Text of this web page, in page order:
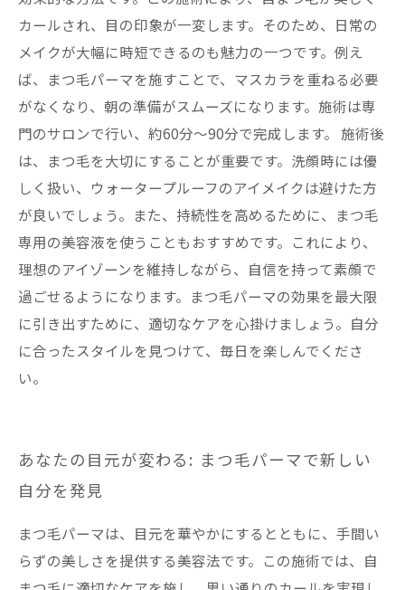
カールされ、目の印象が一変します。そのため、日常の
メイクが大幅に時短できるのも魅力の一つです。例え
ば、まつ毛パーマを施すことで、マスカラを重ねる必要
がなくなり、朝の準備がスムーズになります。施術は専
門のサロンで行い、約60分～90分で完成します。 施術後
は、まつ毛を大切にすることが重要です。洗顔時には優
しく扱い、ウォータープルーフのアイメイクは避けた方
が良いでしょう。また、持続性を高めるために、まつ毛
専用の美容液を使うこともおすすめです。これにより、
理想のアイゾーンを維持しながら、自信を持って素顔で
過ごせるようになります。まつ毛パーマの効果を最大限
に引き出すために、適切なケアを心掛けましょう。自分
に合ったスタイルを見つけて、毎日を楽しんでくださ
い。
あなたの目元が変わる: まつ毛パーマで新しい
自分を発見
まつ毛パーマは、目元を華やかにするとともに、手間い
らずの美しさを提供する美容法です。この施術では、自